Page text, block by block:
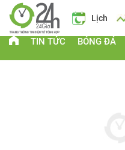
Giá xăng Lịch
TIN TỨC BÓNG ĐÁ